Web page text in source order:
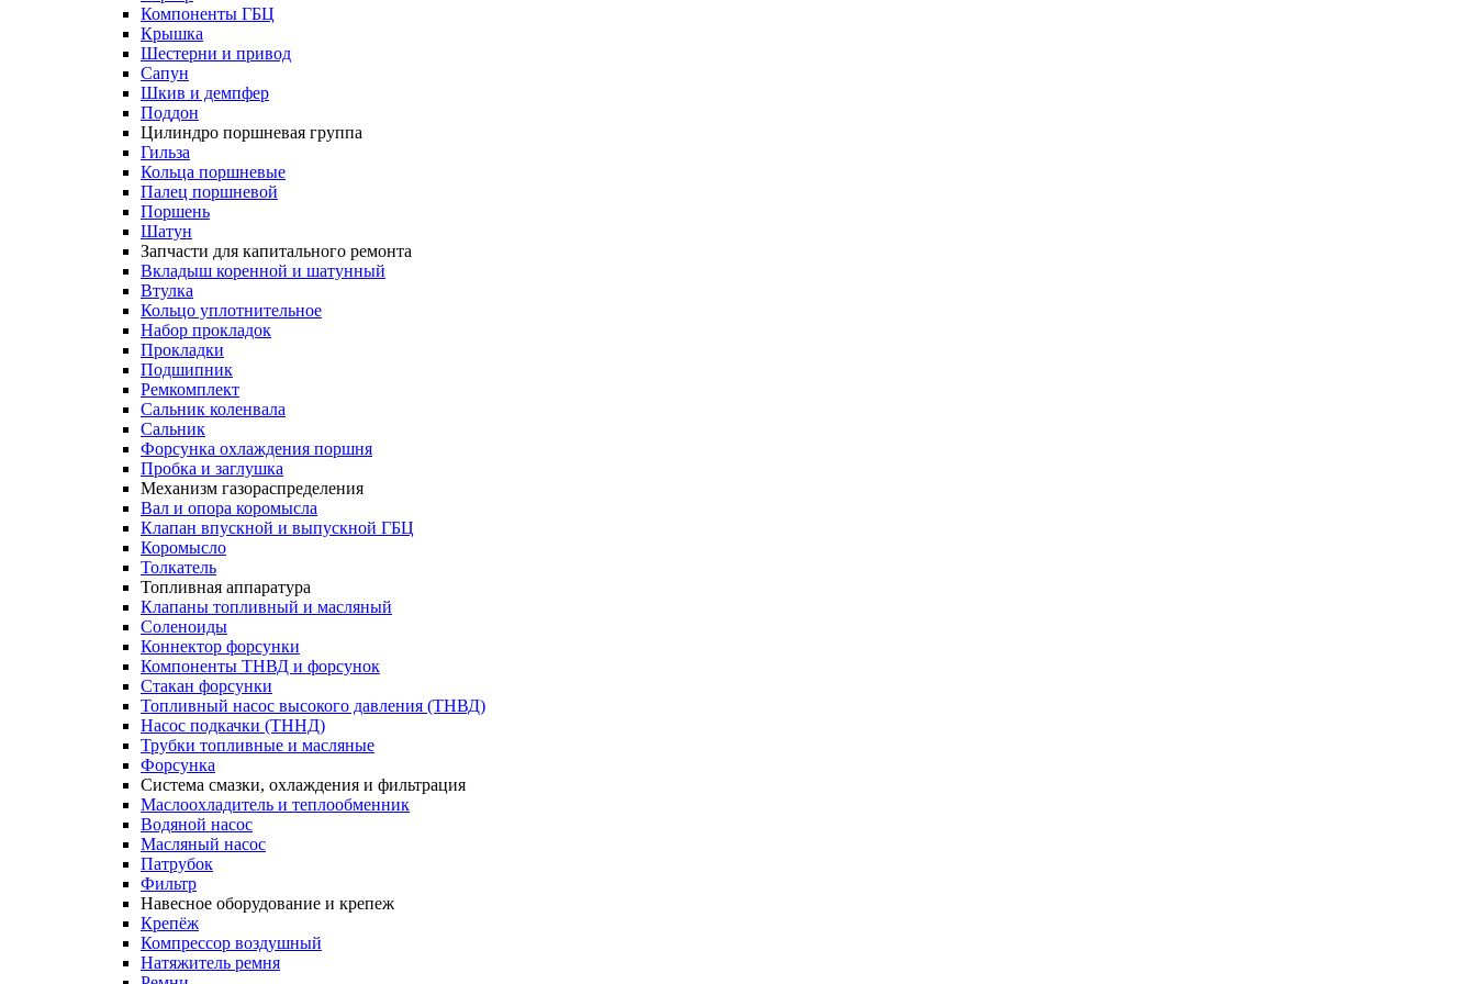
Компоненты ГБЦ
Крышка
Шестерни и привод
Сапун
Шкив и демпфер
Поддон
Цилиндро поршневая группа
Гильза
Кольца поршневые
Палец поршневой
Поршень
Шатун
Запчасти для капитального ремонта
Вкладыш коренной и шатунный
Втулка
Кольцо уплотнительное
Набор прокладок
Прокладки
Подшипник
Ремкомплект
Сальник коленвала
Сальник
Форсунка охлаждения поршня
Пробка и заглушка
Механизм газораспределения
Вал и опора коромысла
Клапан впускной и выпускной ГБЦ
Коромысло
Толкатель
Топливная аппаратура
Клапаны топливный и масляный
Соленоиды
Коннектор форсунки
Компоненты ТНВД и форсунок
Стакан форсунки
Топливный насос высокого давления (ТНВД)
Насос подкачки (ТННД)
Трубки топливные и масляные
Форсунка
Система смазки, охлаждения и фильтрация
Маслоохладитель и теплообменник
Водяной насос
Масляный насос
Патрубок
Фильтр
Навесное оборудование и крепеж
Крепёж
Компрессор воздушный
Натяжитель ремня